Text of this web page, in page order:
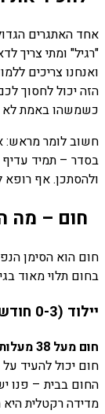
אחד האתגרים
"רגיל" ומתי צריך
ואנחנו צריכים
הזה יכול לחסוך
כשמשהו באמת לא
חשוב לומר מראש:
בסדר – תמיד עדיף
ולהסתכן. אף
חום – מה
חום הוא הסימן
בחום תלוי מאוד
יילוד (0-3 חודשים)
חום מעל 38 מעלות צלזיוס = פנייה מיידית לחדר מיון.
חום יכול להעיד
החום בבית – פנו
מדידה רקטלית היא